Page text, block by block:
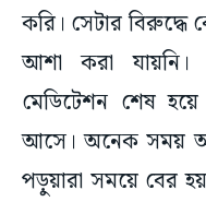
করি। সেটার বিরুদ্ধে
আশা করা যায়নি।
মেডিটেশন শেষ
আসে। অনেক সময়
পড়ুয়ারা সময়ে বের